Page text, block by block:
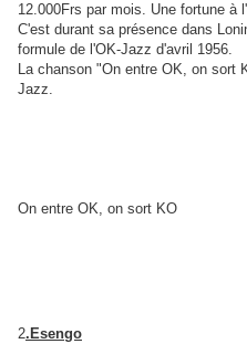
12.000Frs par mois. Une fortune à
C'est durant sa présence dans
formule de l'OK-Jazz d'avril 1956.
La chanson "On entre OK, on sort
Jazz.
On entre OK, on sort KO
2.Esengo